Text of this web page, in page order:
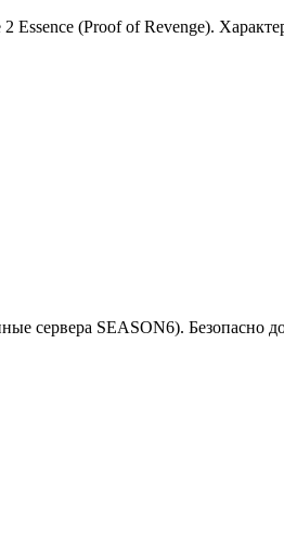
(Proof of Revenge).
сервера SEASON6). Безопасно